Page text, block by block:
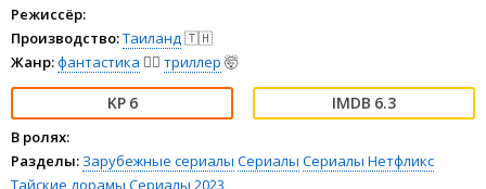
Режиссёр:
Производство:Таиланд🇹🇭
Жанр:фантастика 🧙‍♀️ триллер 🤯
6 6.3
В ролях:
Разделы: Зарубежные сериалы Сериалы Сериалы Нетфликс
Тайские дорамы Сериалы 2023